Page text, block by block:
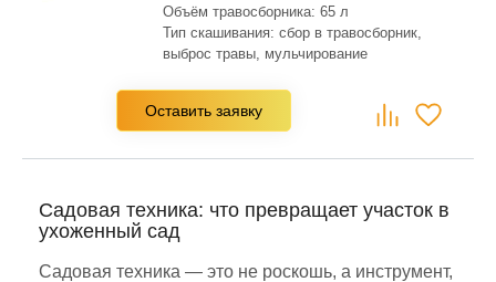
Объём травосборника: 65 л
Тип скашивания: сбор в травосборник,
выброс травы, мульчирование
Макс. Высота скашивания: 75 мм
Оставить заявку
Садовая техника: что превращает участок в
ухоженный сад
Садовая техника — это не роскошь, а инструмент,